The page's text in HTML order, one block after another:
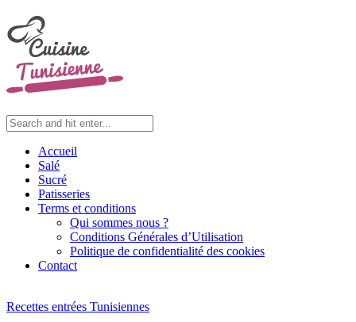
Accueil
Salé
Sucré
Patisseries
Terms et conditions
Qui sommes nous ?
Conditions Générales d’Utilisation
Politique de confidentialité des cookies
Contact
Recettes entrées Tunisiennes